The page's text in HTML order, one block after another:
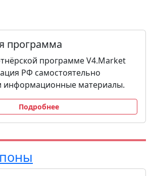
программа
программе V4.Market
РФ самостоятельно
информационные материалы.
Подробнее